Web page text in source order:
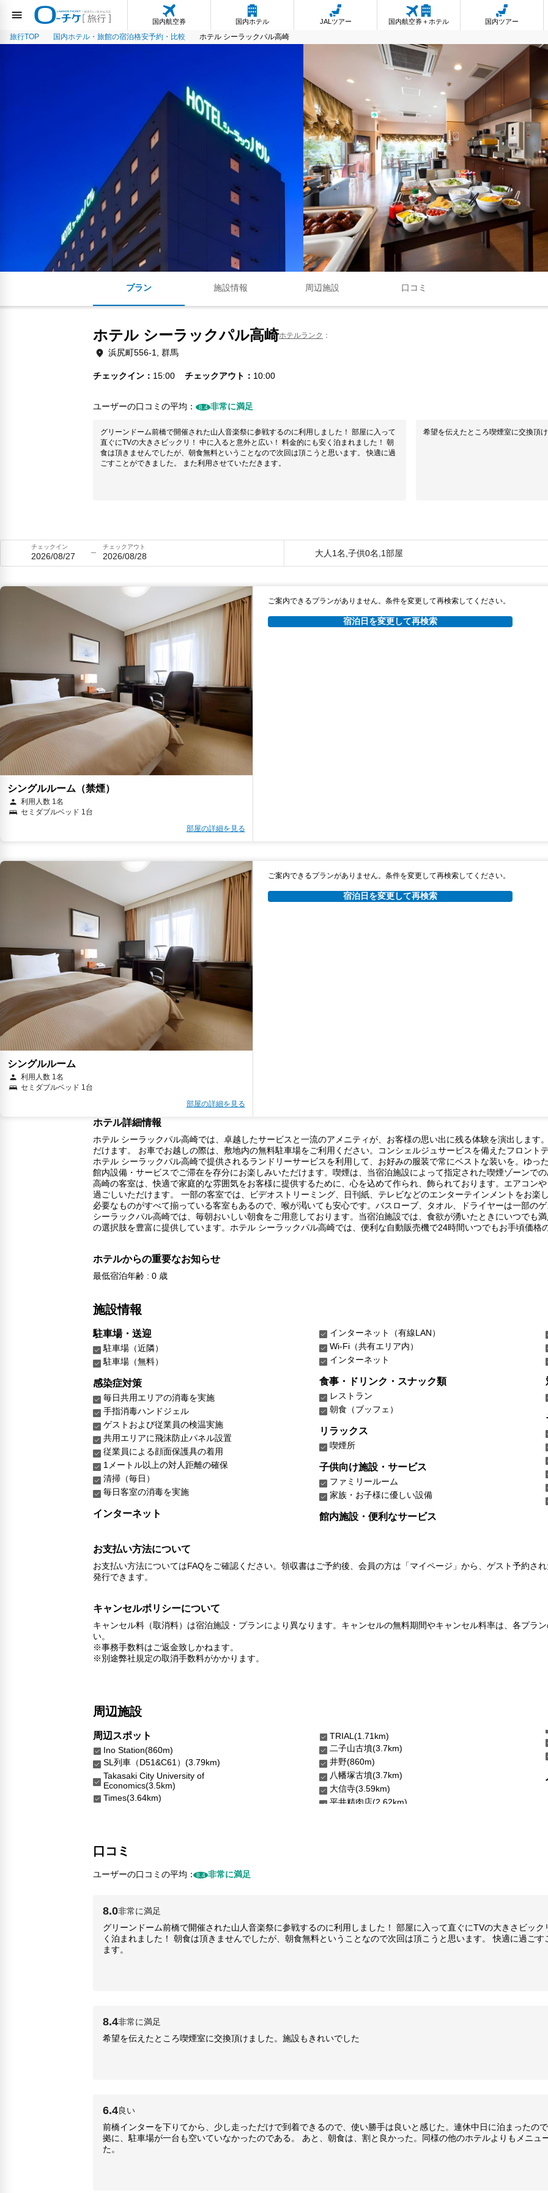
国内航空券 国内ホテル JALツアー 国内航空券＋ホテル 国内ツアー
旅行TOP 国内ホテル・旅館の宿泊格安予約・比較 ホテル シーラックパル高崎
プラン 施設情報 周辺施設 口コミ
ホテル シーラックパル高崎ホテルランク
浜尻町556-1, 群馬
チェックイン 15:00 チェックアウト 10:00
ユーザーの口コミの平均： 8.4 非常に満足
グリーンドーム前橋で開催された山人音楽祭に参戦するのに利用しました！ 部屋に入って
直ぐにTVの大きさビックリ！ 中に入ると意外と広い！ 料金的にも安く泊まれました！ 朝
食は頂きませんでしたが、朝食無料ということなので次回は頂こうと思います。 快適に過
ごすことができました。 また利用させていただきます。
希望を伝えたところ喫煙室に交換頂
チェックイン
2026/08/27
チェックアウト
2026/08/28 大人1名,子供0名,1部屋
シングルルーム（禁煙）
利用人数 1名
セミダブルベッド 1台
部屋の詳細を見る
ご案内できるプランがありません。条件を変更して再検索してください。
宿泊日を変更して再検索
シングルルーム
利用人数 1名
セミダブルベッド 1台
部屋の詳細を見る
ご案内できるプランがありません。条件を変更して再検索してください。
宿泊日を変更して再検索
ホテル詳細情報
ホテル シーラックパル高崎では、卓越したサービスと一流のアメニティが、お客様の思い出に残る体験を演出します
だけます。 お車でお越しの際は、敷地内の無料駐車場をご利用ください。コンシェルジュサービスを備えたフロント
ホテル シーラックパル高崎で提供されるランドリーサービスを利用して、お好みの服装で常にベストな装いを。ゆっ
館内設備・サービスでご滞在を存分にお楽しみいただけます。喫煙は、当宿泊施設によって指定された喫煙ゾーンで
高崎の客室は、快適で家庭的な雰囲気をお客様に提供するために、心を込めて作られ、飾られております。エアコン
過ごしいただけます。 一部の客室では、ビデオストリーミング、日刊紙、テレビなどのエンターテインメントをお楽
必要なものがすべて揃っている客室もあるので、喉が渇いても安心です。バスローブ、タオル、ドライヤーは一部の
シーラックパル高崎では、毎朝おいしい朝食をご用意しております。当宿泊施設では、食欲が湧いたときにいつでも
の選択肢を豊富に提供しています。ホテル シーラックパル高崎では、便利な自動販売機で24時間いつでもお手頃価格
ホテルからの重要なお知らせ
最低宿泊年齢 : 0 歳
施設情報
駐車場・送迎
駐車場（近隣）
駐車場（無料）
感染症対策
毎日共用エリアの消毒を実施
手指消毒ハンドジェル
ゲストおよび従業員の検温実施
共用エリアに飛沫防止パネル設置
従業員による顔面保護具の着用
1メートル以上の対人距離の確保
清掃（毎日）
毎日客室の消毒を実施
インターネット
インターネット（有線LAN）
Wi-Fi（共有エリア内）
インターネット
食事・ドリンク・スナック類
レストラン
朝食（ブッフェ）
リラックス
喫煙所
子供向け施設・サービス
ファミリールーム
家族・お子様に優しい設備
館内施設・便利なサービス
お支払い方法について
お支払い方法についてはFAQをご確認ください。領収書はご予約後、会員の方は「マイページ」から、ゲスト予約さ
発行できます。
キャンセルポリシーについて
キャンセル料（取消料）は宿泊施設・プランにより異なります。キャンセルの無料期間やキャンセル料率は、各プラ
い。
※事務手数料はご返金致しかねます。
※別途弊社規定の取消手数料がかかります。
周辺施設
周辺スポット
Ino Station(860m)
SL列車（D51&C61）(3.79km)
Takasaki City University of
Economics(3.5km)
Times(3.64km)
TRIAL(1.71km)
二子山古墳(3.7km)
井野(860m)
八幡塚古墳(3.7km)
大信寺(3.59km)
平井精肉店(2.62km)
口コミ
ユーザーの口コミの平均：8.4 非常に満足
8.0非常に満足
グリーンドーム前橋で開催された山人音楽祭に参戦するのに利用しました！ 部屋に入って直ぐにTVの大きさビッ
く泊まれました！ 朝食は頂きませんでしたが、朝食無料ということなので次回は頂こうと思います。 快適に過ご
ます。
8.4非常に満足
希望を伝えたところ喫煙室に交換頂けました。施設もきれいでした
6.4良い
前橋インターを下りてから、少し走っただけで到着できるので、使い勝手は良いと感じた。連休中日に泊まった
拠に、駐車場が一台も空いていなかったのである。 あと、朝食は、割と良かった。同様の他のホテルよりもメニュ
た。